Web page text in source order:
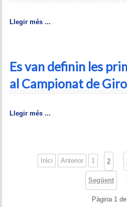
Llegir més ...
Es van definin les
al Campionat de
Llegir més ...
Inici Anterior 1 2
Següent
Pàgina 1